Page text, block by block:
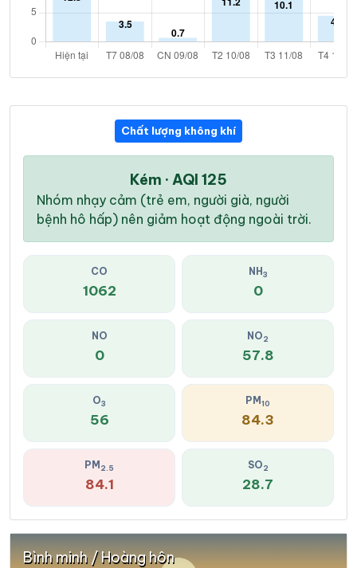
Chất lượng không khí
Kém · AQI 125
Nhóm nhạy cảm (trẻ em, người già, người
bệnh hô hấp) nên giảm hoạt động ngoài trời.
CO
1062
NH 3
0
NO
0
NO2
57.8
O3
56
PM10
84.3
PM 2.5
84.1
SO2
28.7
Bình minh / Hoàng hôn